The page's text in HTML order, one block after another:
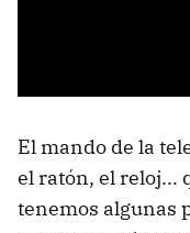
El mando de la
el ratón, el reloj...
tenemos algunas